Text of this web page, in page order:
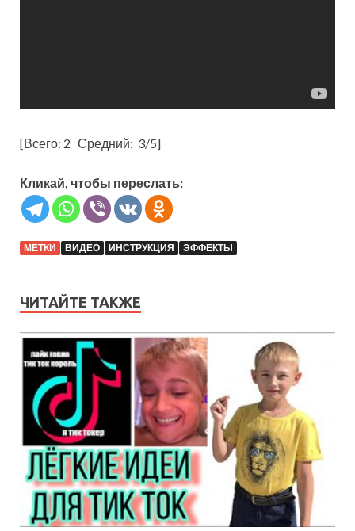
[Всего: 2 Средний: 3/5]
Кликай, чтобы переслать:
МЕТКИ ВИДЕО ИНСТРУКЦИЯ ЭФФЕКТЫ
ЧИТАЙТЕ ТАКЖЕ